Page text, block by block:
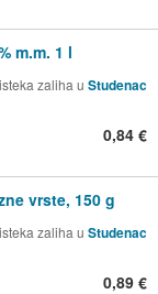
m.m. 1 l
zaliha u Studenac
0,84 €
vrste, 150 g
zaliha u Studenac
0,89 €